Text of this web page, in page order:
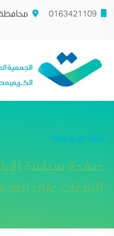
0163421109
ادلة الحوكمة
صفحة سياسة
البلاغات على